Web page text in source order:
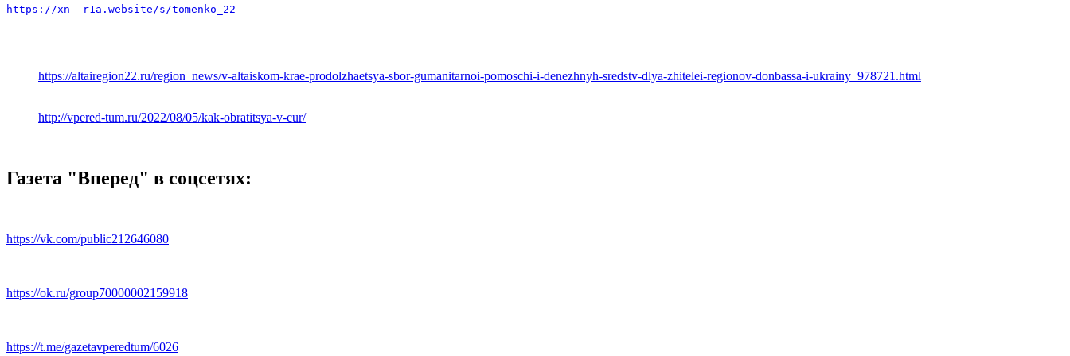
https://xn--r1a.website/s/tomenko_22
https://altairegion22.ru/region_news/v-altaiskom-krae-prodolzhaetsya-sbor-gumanitarnoi-pomoschi-i-denezhnyh-sredstv-dlya-zhitelei-regionov-donbassa-i-ukrainy_978721.html
http://vpered-tum.ru/2022/08/05/kak-obratitsya-v-cur/
Газета "Вперед" в соцсетях:
https://vk.com/public212646080
https://ok.ru/group70000002159918
https://t.me/gazetavperedtum/6026